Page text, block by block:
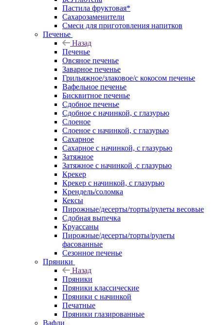
Пастила фруктовая*
Сахарозаменители
Смеси для приготовления напитков
Печенье
Назад
Печенье
Овсяное печенье
Заварное печенье
Грильяжное/злаковое/с кокосом печенье
Вафельное печенье
Бисквитное печенье
Сдобное печенье
Сдобное с начинкой, с глазурью
Слоеное
Слоеное с начинкой, с глазурью
Сахарное
Сахарное с начинкой, с глазурью
Затяжное
Затяжное с начинкой ,с глазурью
Крекер
Крекер с начинкой, с глазурью
Крендель/соломка
Кексы
Пирожные/десерты/торты/рулеты весовые
Сдобная выпечка
Круассаны
Пирожные/десерты/торты/рулеты
фасованные
Сезонное печенье
Пряники
Назад
Пряники
Пряники классические
Пряники с начинкой
Печатные
Пряники глазированные
Вафли